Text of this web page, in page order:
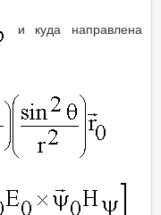
и куда направлена